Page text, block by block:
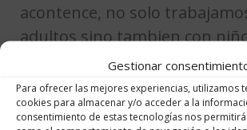
Gestionar
Para ofrecer las mejores experiencias, utilizamos
cookies para almacenar y/o acceder a la
consentimiento de estas tecnologías nos
acontence, no solo
adultos sino tambien con
que entendemos que la
debe primar sobre otros
Dedicación